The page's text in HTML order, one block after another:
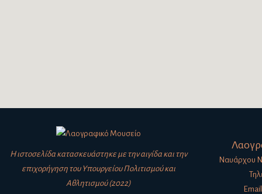
Η ιστοσελίδα κατασκευάστηκε με την αιγίδα και την
επιχορήγηση του Υπουργείου Πολιτισμού και
Αθλητισμού (2022)
Ναυάρχου